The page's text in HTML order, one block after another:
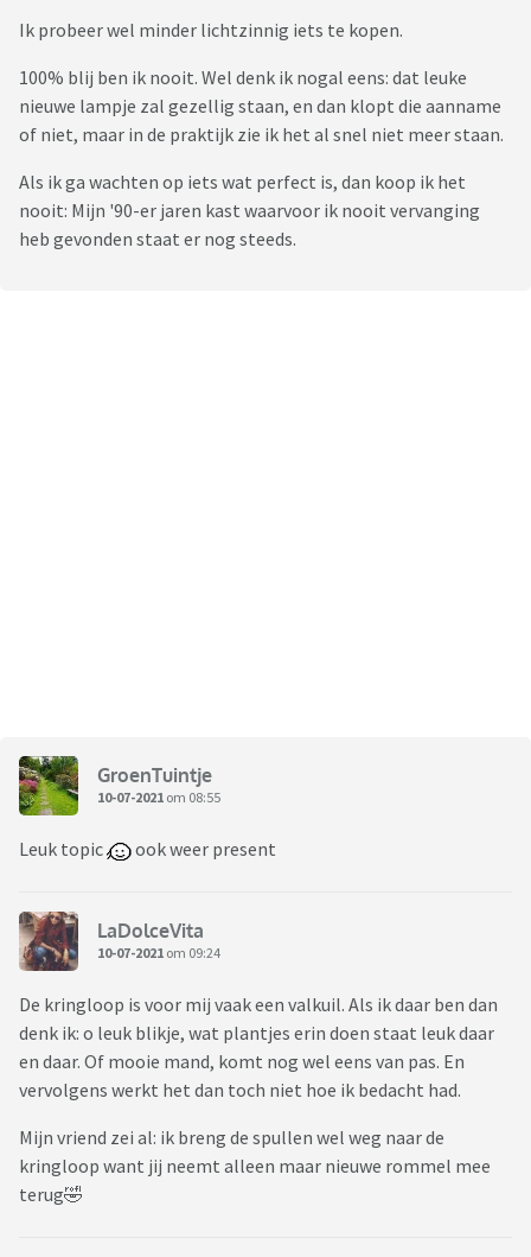
Ik probeer wel minder lichtzinnig iets te kopen.
100% blij ben ik nooit. Wel denk ik nogal eens: dat leuke
nieuwe lampje zal gezellig staan, en dan klopt die aanname
of niet, maar in de praktijk zie ik het al snel niet meer staan.
Als ik ga wachten op iets wat perfect is, dan koop ik het
nooit: Mijn '90-er jaren kast waarvoor ik nooit vervanging
heb gevonden staat er nog steeds.
GroenTuintje
10-07-2021 om 08:55
Leuk topic ook weer present
LaDolceVita
10-07-2021 om 09:24
De kringloop is voor mij vaak een valkuil. Als ik daar ben dan
denk ik: o leuk blikje, wat plantjes erin doen staat leuk daar
en daar. Of mooie mand, komt nog wel eens van pas. En
vervolgens werkt het dan toch niet hoe ik bedacht had.
Mijn vriend zei al: ik breng de spullen wel weg naar de
kringloop want jij neemt alleen maar nieuwe rommel mee
terug🤣